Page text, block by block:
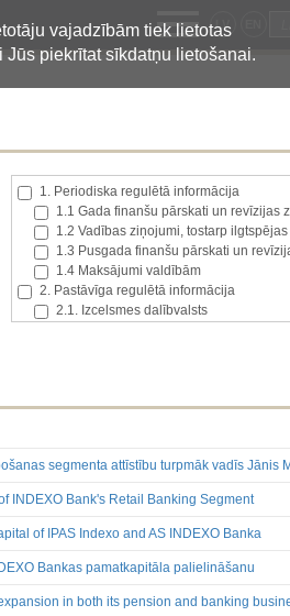
vajadzībām tiek lietotas
piekrītat sīkdatņu lietošanai.
LV
1. Periodiska regulētā informācija
1.1 Gada finanšu pārskati un revīzijas
1.2 Vadības ziņojumi, tostarp
1.3 Pusgada finanšu pārskati un
1.4 Maksājumi valdībām
2. Pastāvīga regulētā informācija
2.1. Izcelsmes dalībvalsts
2.6. Izmaiņas tiesībās, kas attiecas uz
3.1. Papildu regulētā informācija, kas
Finanšu pārskati
Būtiski notikumi
Līdzdalības iegūšana vai zaudēšana
Citi
segmenta attīstību turpmāk vadīs Jānis
INDEXO Bank's Retail Banking Segment
of IPAS Indexo and AS INDEXO Banka
Bankas pamatkapitāla palielināšanu
in both its pension and banking